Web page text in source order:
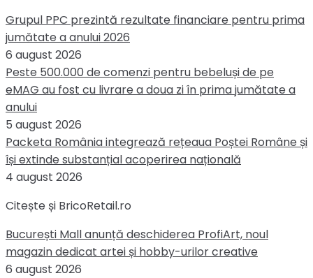
Grupul PPC prezintă rezultate financiare pentru prima
jumătate a anului 2026
6 august 2026
Peste 500.000 de comenzi pentru bebeluși de pe
eMAG au fost cu livrare a doua zi în prima jumătate a
anului
5 august 2026
Packeta România integrează rețeaua Poștei Române și
își extinde substanțial acoperirea națională
4 august 2026
Citește și BricoRetail.ro
București Mall anunță deschiderea ProfiArt, noul
magazin dedicat artei și hobby-urilor creative
6 august 2026